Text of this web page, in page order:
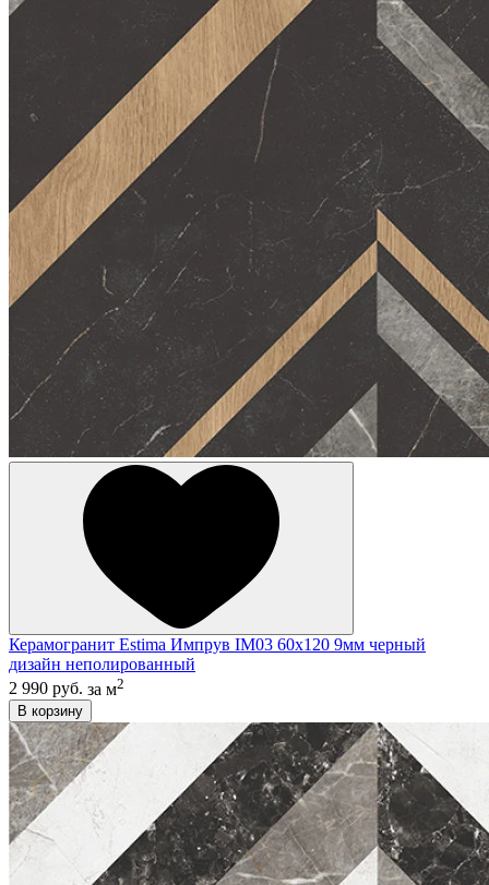
Керамогранит Estima Импрув IM03 60x120 9мм черный
дизайн неполированный
2 990 руб. за м2
В корзину